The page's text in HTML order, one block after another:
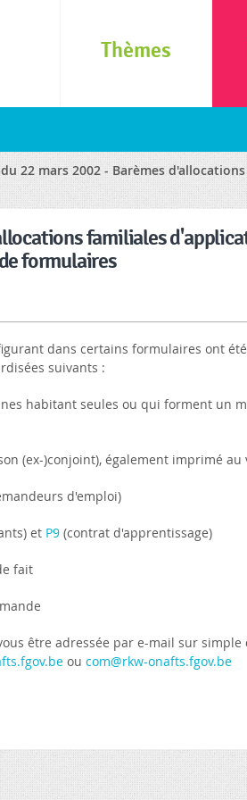
Thèmes
22 mars 2002 - Barèmes
familiales
formulaires
dans certains formulaires ont
suivants :
habitant seules ou qui forment un
(ex-)conjoint), également imprimé au
d'emploi)
et P9(contrat d'apprentissage)
fait
être adressée par e-mail sur
ou com@rkw-onafts.fgov.be